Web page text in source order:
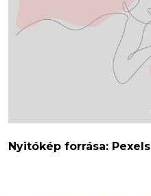
Nyitókép forrása: Pexels